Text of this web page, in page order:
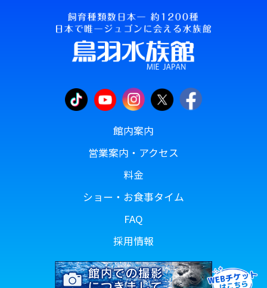
館内案内
営業案内・アクセス
料金
ショー・お食事タイム
FAQ
採用情報